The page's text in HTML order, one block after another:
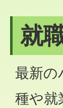
就
最新の
種や就